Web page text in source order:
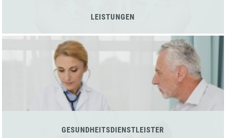
LEISTUNGEN
GESUNDHEITSDIENSTLEISTER